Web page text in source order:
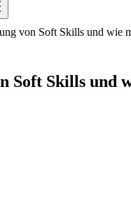
von Soft Skills und wie
Soft Skills